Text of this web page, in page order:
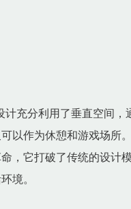
计充分利用了垂直空间
以作为休憩和游戏场所
，它打破了传统的设计
境。